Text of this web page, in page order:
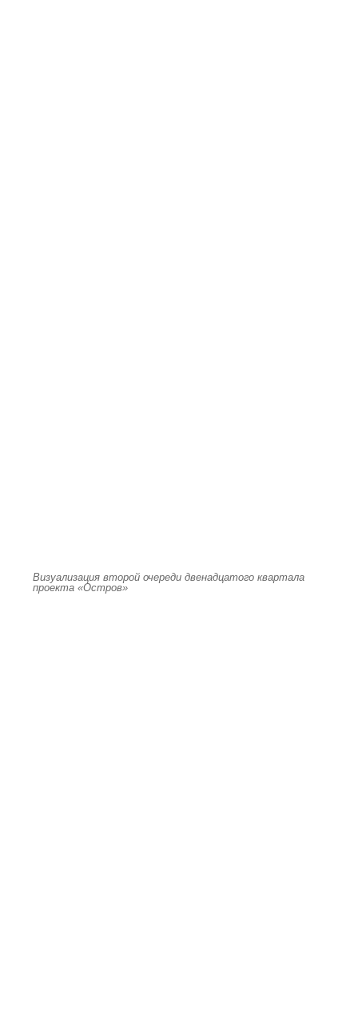
Визуализация второй очереди двенадцатого квартала
проекта «Остров»